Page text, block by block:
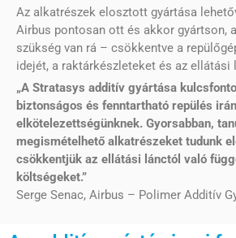
Az alkatrészek elosztott gyártása
Airbus pontosan ott és akkor gyártson,
szükség van rá – csökkentve a
idejét, a raktárkészleteket és az ellátási
„A Stratasys additív gyártása
biztonságos és fenntartható repülés
elkötelezettségünknek. Gyorsabban,
megismételhető alkatrészeket tudunk
csökkentjük az ellátási lánctól való
költségeket.”
Serge Senac, Airbus – Polimer Additív